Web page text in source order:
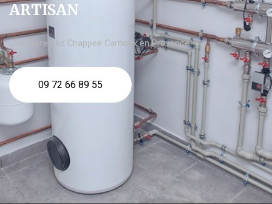
ARTISAN
chaudière gaz Chappee Carnoux en Provence
09 72 66 89 55